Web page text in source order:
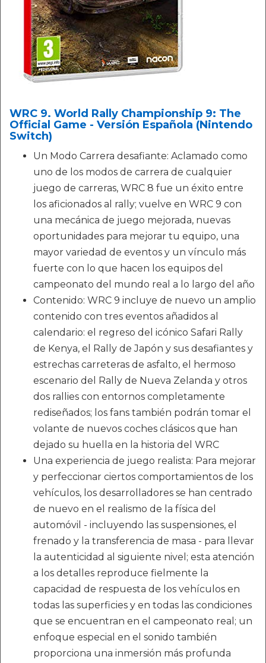
WRC 9. World Rally Championship 9: The
Official Game - Versión Española (Nintendo
Switch)
Un Modo Carrera desafiante: Aclamado como
uno de los modos de carrera de cualquier
juego de carreras, WRC 8 fue un éxito entre
los aficionados al rally; vuelve en WRC 9 con
una mecánica de juego mejorada, nuevas
oportunidades para mejorar tu equipo, una
mayor variedad de eventos y un vínculo más
fuerte con lo que hacen los equipos del
campeonato del mundo real a lo largo del año
Contenido: WRC 9 incluye de nuevo un amplio
contenido con tres eventos añadidos al
calendario: el regreso del icónico Safari Rally
de Kenya, el Rally de Japón y sus desafiantes y
estrechas carreteras de asfalto, el hermoso
escenario del Rally de Nueva Zelanda y otros
dos rallies con entornos completamente
rediseñados; los fans también podrán tomar el
volante de nuevos coches clásicos que han
dejado su huella en la historia del WRC
Una experiencia de juego realista: Para mejorar
y perfeccionar ciertos comportamientos de los
vehículos, los desarrolladores se han centrado
de nuevo en el realismo de la física del
automóvil - incluyendo las suspensiones, el
frenado y la transferencia de masa - para llevar
la autenticidad al siguiente nivel; esta atención
a los detalles reproduce fielmente la
capacidad de respuesta de los vehículos en
todas las superficies y en todas las condiciones
que se encuentran en el campeonato real; un
enfoque especial en el sonido también
proporciona una inmersión más profunda